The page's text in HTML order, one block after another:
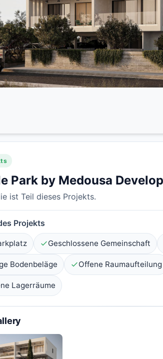
Park by Medousa
ist Teil dieses Projekts.
Projekts
Geschlossene Gemeinschaft
Bodenbeläge Offene Raumaufteilung
Lagerräume